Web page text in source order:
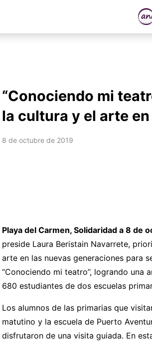
“Conociendo mi
la cultura y el arte
8 de octubre de 2019
Playa del Carmen, Solidaridad a 8 de
preside Laura Beristain Navarrete,
arte en las nuevas generaciones para
“Conociendo mi teatro”, logrando una
680 estudiantes de dos escuelas
Los alumnos de las primarias que
matutino y la escuela de Puerto
disfrutaron de una visita guiada. En